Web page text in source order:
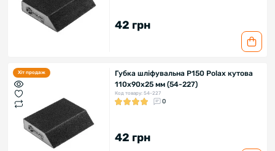
42 грн
Хіт продаж
Губка шліфувальна P150 Polax кутова
110х90х25 мм (54-227)
Код товару: 54-227
0
42 грн